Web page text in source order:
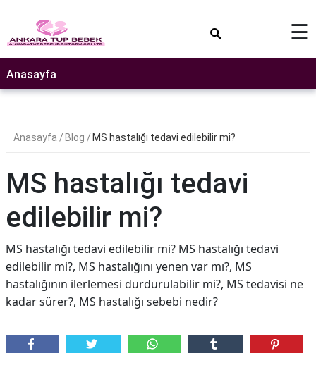
☰
Anasayfa
Anasayfa Blog MS hastalığı tedavi edilebilir mi?
MS hastalığı tedavi
edilebilir mi?
MS hastalığı tedavi edilebilir mi? MS hastalığı tedavi
edilebilir mi?, MS hastalığını yenen var mı?, MS
hastalığının ilerlemesi durdurulabilir mi?, MS tedavisi ne
kadar sürer?, MS hastalığı sebebi nedir?